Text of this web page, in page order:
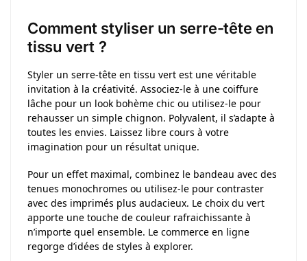
Comment styliser un serre-tête en
tissu vert ?
Styler un serre-tête en tissu vert est une véritable
invitation à la créativité. Associez-le à une coiffure
lâche pour un look bohème chic ou utilisez-le pour
rehausser un simple chignon. Polyvalent, il s’adapte à
toutes les envies. Laissez libre cours à votre
imagination pour un résultat unique.
Pour un effet maximal, combinez le bandeau avec des
tenues monochromes ou utilisez-le pour contraster
avec des imprimés plus audacieux. Le choix du vert
apporte une touche de couleur rafraichissante à
n’importe quel ensemble. Le commerce en ligne
regorge d’idées de styles à explorer.